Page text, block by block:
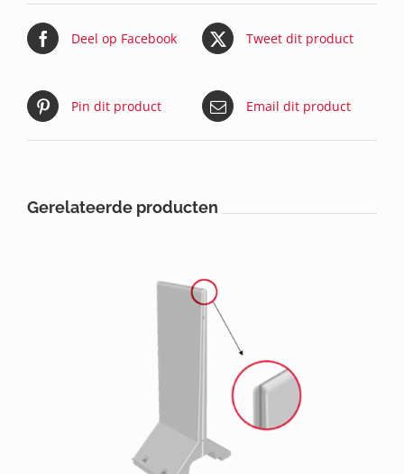
Deel op Facebook Tweet dit product
Pin dit product Email dit product
Gerelateerde producten